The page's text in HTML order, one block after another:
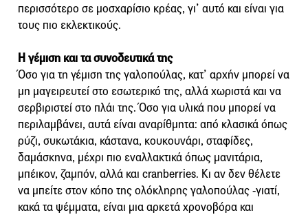
περισσότερο σε μοσχαρίσιο κρέας, γι’ αυτό και είναι για
τους πιο εκλεκτικούς.
Η γέμιση και τα συνοδευτικά της
Όσο για τη γέμιση της γαλοπούλας, κατ’ αρχήν μπορεί να
μη μαγειρευτεί στο εσωτερικό της, αλλά χωριστά και να
σερβιριστεί στο πλάι της. Όσο για υλικά που μπορεί να
περιλαμβάνει, αυτά είναι αναρίθμητα: από κλασικά όπως
ρύζι, συκωτάκια, κάστανα, κουκουνάρι, σταφίδες,
δαμάσκηνα, μέχρι πιο εναλλακτικά όπως μανιτάρια,
μπέικον, ζαμπόν, αλλά και cranberries. Κι αν δεν θέλετε
να μπείτε στον κόπο της ολόκληρης γαλοπούλας -γιατί,
κακά τα ψέμματα, είναι μια αρκετά χρονοβόρα και